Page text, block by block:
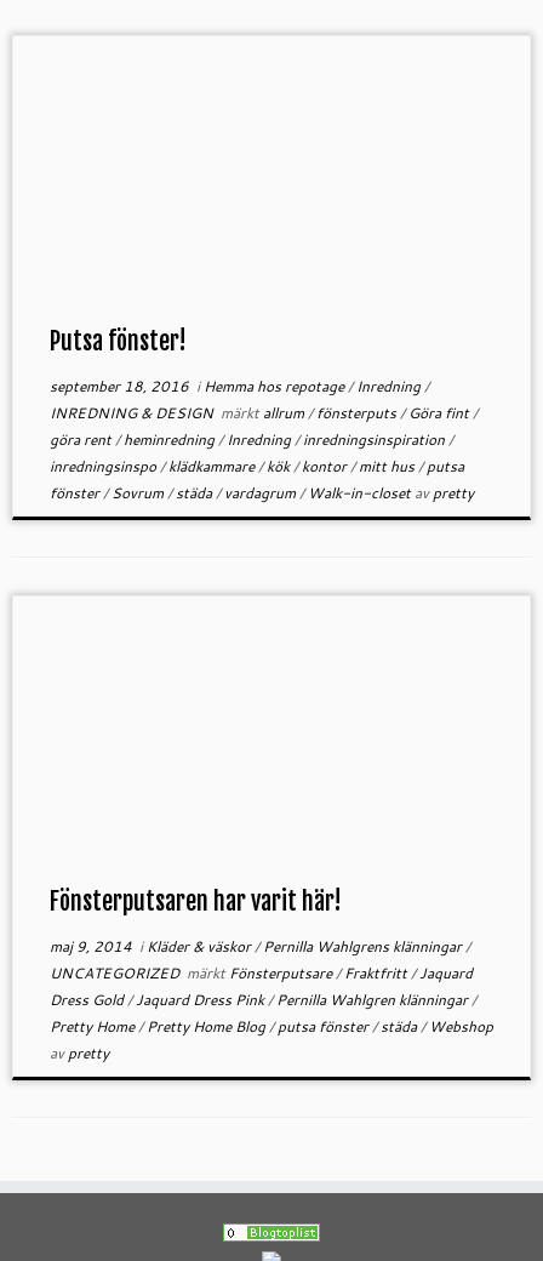
Putsa fönster!
september 18, 2016iHemma hos repotage/Inredning/
INREDNING & DESIGN märktallrum/fönsterputs/Göra fint/
göra rent/heminredning/Inredning/inredningsinspiration/
inredningsinspo/klädkammare/kök/kontor/mitt hus/putsa
fönster/Sovrum/städa/vardagrum/ Walk-in-closetavpretty
Fönsterputsaren har varit här!
maj 9, 2014iKläder & väskor/Pernilla Wahlgrens klänningar/
UNCATEGORIZED märktFönsterputsare/Fraktfritt/Jaquard
Dress Gold/Jaquard Dress Pink/Pernilla Wahlgren klänningar/
Pretty Home/Pretty Home Blog/putsa fönster/städa/ Webshop
avpretty